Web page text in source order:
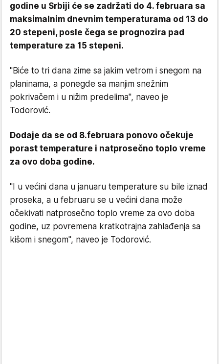
godine u Srbiji će se zadržati do 4. februara sa
maksimalnim dnevnim temperaturama od 13 do
20 stepeni, posle čega se prognozira pad
temperature za 15 stepeni.
''Biće to tri dana zime sa jakim vetrom i snegom na
planinama, a ponegde sa manjim snežnim
pokrivačem i u nižim predelima'', naveo je
Todorović.
Dodaje da se od 8.februara ponovo očekuje
porast temperature i natprosečno toplo vreme
za ovo doba godine.
''I u većini dana u januaru temperature su bile iznad
proseka, a u februaru se u većini dana može
očekivati natprosečno toplo vreme za ovo doba
godine, uz povremena kratkotrajna zahlađenja sa
kišom i snegom'', naveo je Todorović.